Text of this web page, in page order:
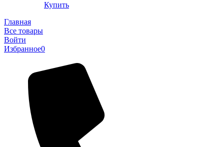
Купить
Главная
Все товары
Войти
Избранное0